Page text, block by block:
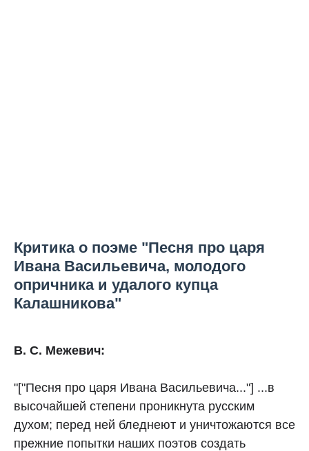
Критика о поэме "Песня про царя
Ивана Васильевича, молодого
опричника и удалого купца
Калашникова"
В. С. Межевич:
"["Песня про царя Ивана Васильевича..."] ...в
высочайшей степени проникнута русским
духом; перед ней бледнеют и уничтожаются все
прежние попытки наших поэтов создать